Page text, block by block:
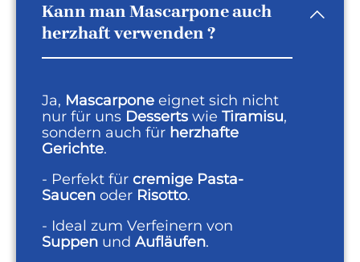
Kann man Mascarpone auch
herzhaft verwenden ?
Ja, Mascarpone eignet sich nicht
nur für uns Desserts wie Tiramisu,
sondern auch für herzhafte
Gerichte.
- Perfekt für cremige Pasta-
Saucen oder Risotto.
- Ideal zum Verfeinern von
Suppen und Aufläufen.